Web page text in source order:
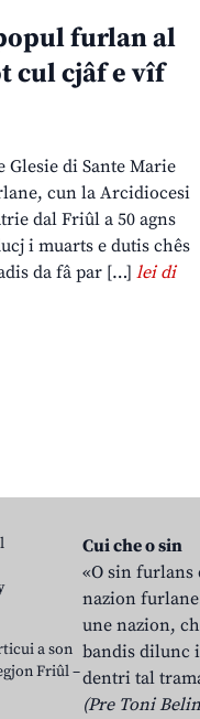
furlan al
cul cjâf e vîf
Glesie di Sante Marie
cun la Arcidiocesi
dal Friûl a 50 agns
i muarts e dutis chês
da fâ par […] lei di
a son
Friûl –
Cui che o sin
«O sin furlans
nazion
une nazion,
bandis dilunc
dentri tal
(Pre Toni